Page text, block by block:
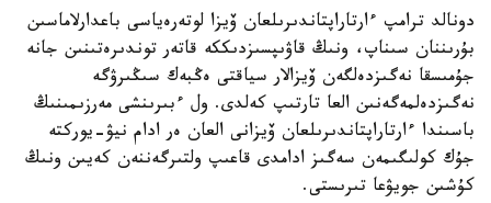
دونالد ترامپ ءارتاراپتاندىرىلعان ۆيزا لوتەرەياسى باعدارلاماسىن
بۇرىننان سىناپ، ونىڭ قاۋىپسىزدىككە قاتەر توندىرەتىنىن جانە
جۇمىسقا نەگىزدەلگەن ۆيزالار سياقتى ەڭبەك سىڭىرۋگە
نەگىزدەلمەگەنىن العا تارتىپ كەلدى. ول ءبىرىنشى مەرزىمىنىڭ
باسىندا ءارتاراپتاندىرىلعان ۆيزانى العان ەر ادام نيۋ-يوركتە
جۇك كولىگىمەن سەگىز ادامدى قاعىپ ولتىرگەننەن كەيىن ونىڭ
كۇشىن جويۋعا تىرىستى.